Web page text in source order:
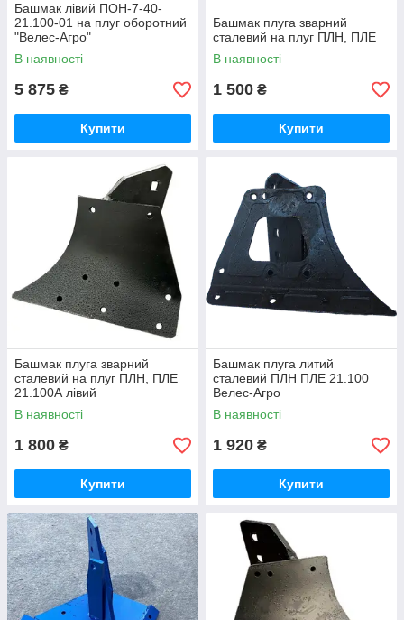
Башмак лівий ПОН-7-40-
21.100-01 на плуг оборотний
"Велес-Агро"
В наявності
5 875 ₴
Купити
Башмак плуга зварний
сталевий на плуг ПЛН, ПЛЕ
В наявності
1 500 ₴
Купити
Башмак плуга зварний
сталевий на плуг ПЛН, ПЛЕ
21.100А лівий
В наявності
1 800 ₴
Купити
Башмак плуга литий
сталевий ПЛН ПЛЕ 21.100
Велес-Агро
В наявності
1 920 ₴
Купити